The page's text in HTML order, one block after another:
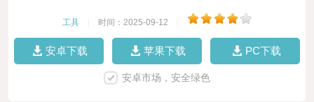
工具 时间：2025-09-12
安卓下载 苹果下载 PC下载
安卓市场，安全绿色